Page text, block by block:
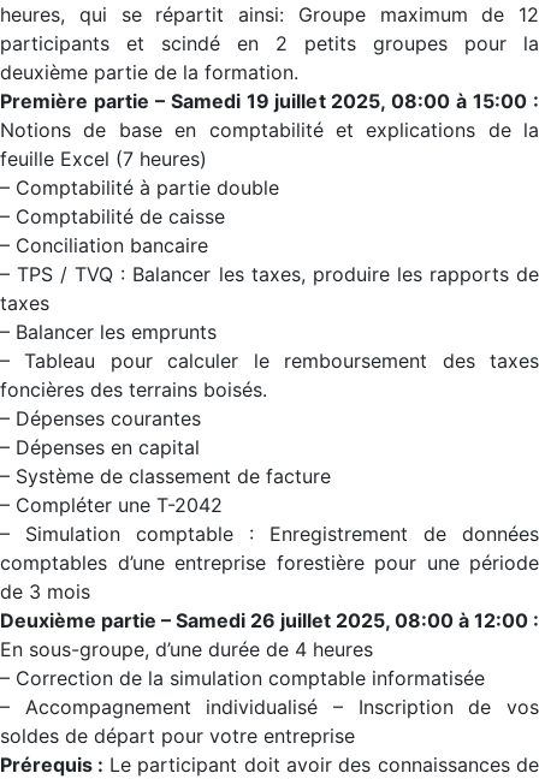
heures, qui se répartit ainsi: Groupe maximum de 12
participants et scindé en 2 petits groupes pour la
deuxième partie de la formation.
Première partie – Samedi 19 juillet 2025, 08:00 à 15:00 :
Notions de base en comptabilité et explications de la
feuille Excel (7 heures)
– Comptabilité à partie double
– Comptabilité de caisse
– Conciliation bancaire
– TPS / TVQ : Balancer les taxes, produire les rapports de
taxes
– Balancer les emprunts
– Tableau pour calculer le remboursement des taxes
foncières des terrains boisés.
– Dépenses courantes
– Dépenses en capital
– Système de classement de facture
– Compléter une T-2042
– Simulation comptable : Enregistrement de données
comptables d’une entreprise forestière pour une période
de 3 mois
Deuxième partie – Samedi 26 juillet 2025, 08:00 à 12:00 :
En sous-groupe, d’une durée de 4 heures
– Correction de la simulation comptable informatisée
– Accompagnement individualisé – Inscription de vos
soldes de départ pour votre entreprise
Prérequis : Le participant doit avoir des connaissances de